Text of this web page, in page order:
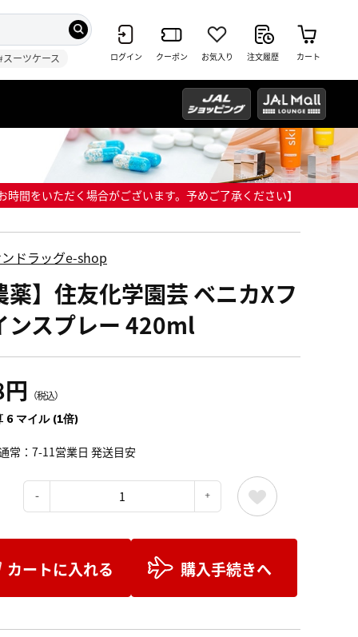
スーツケース ログイン クーポン お気入り 注文履歴 カート
間をいただく場合がございます。予めご了承ください】
ドラッグe-shop
薬】住友化学園芸 ベニカXフ
ンスプレー 420ml
（税込）
6 マイル (1倍)
常：7-11営業日 発送目安
カートに入れる 購入手続きへ